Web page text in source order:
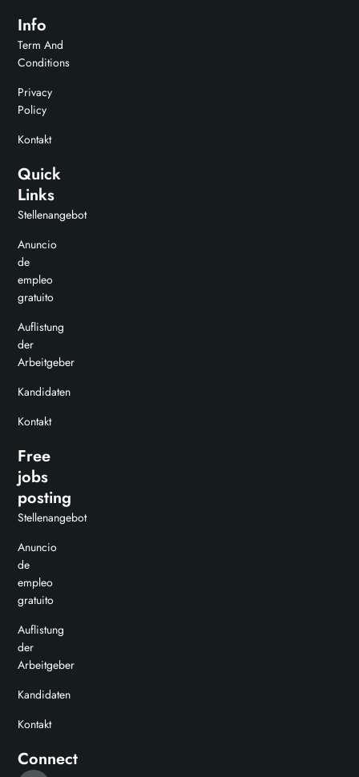
Info
Term And
Conditions
Privacy
Policy
Kontakt
Quick
Links
Stellenangebot
Anuncio
de
empleo
gratuito
Auflistung
der
Arbeitgeber
Kandidaten
Kontakt
Free
jobs
posting
Stellenangebot
Anuncio
de
empleo
gratuito
Auflistung
der
Arbeitgeber
Kandidaten
Kontakt
Connect